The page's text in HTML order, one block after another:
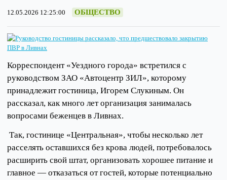
12.05.2026 12:25:00 ОБЩЕСТВО
Корреспондент «Уездного города» встретился с
руководством ЗАО «Автоцентр ЗИЛ», которому
принадлежит гостиница, Игорем Слукиным. Он
рассказал, как много лет организация занималась
вопросами беженцев в Ливнах.
Так, гостинице «Центральная», чтобы несколько лет
расселять оставшихся без крова людей, потребовалось
расширить свой штат, организовать хорошее питание и
главное — отказаться от гостей, которые потенциально